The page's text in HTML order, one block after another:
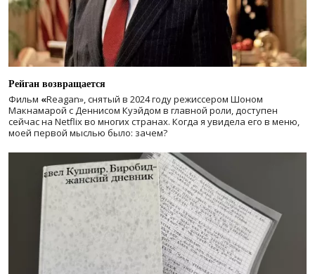
Рейган возвращается
Фильм «Reagan», снятый в 2024 годурежиссером Шоном
Макнамарой с Деннисом Куэйдом в главной роли, доступен
сейчас на Netflix во многих странах. Когда я увидела его в меню,
моей первой мыслью было: зачем?